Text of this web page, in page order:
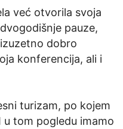
već otvorila svoja
pauze,
dobro
konferencija, ali i
turizam, po kojem
u tom pogledu imamo